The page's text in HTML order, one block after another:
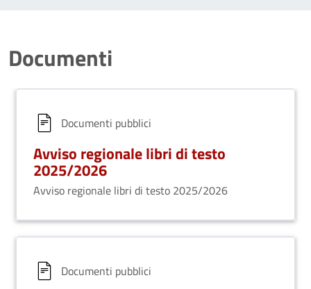
Documenti
Documenti pubblici
Avviso regionale libri di testo
2025/2026
Avviso regionale libri di testo 2025/2026
Documenti pubblici